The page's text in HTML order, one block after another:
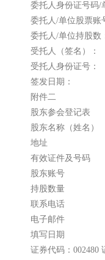
委托人身份证号码/
委托人/单位股票账
委托人/单位持股数
受托人（签名）：
受托人身份证号：
签发日期：
附件二
股东参会登记表
股东名称（姓名）
地址
有效证件及号码
股东账号
持股数量
联系电话
电子邮件
填写日期
证券代码：002480